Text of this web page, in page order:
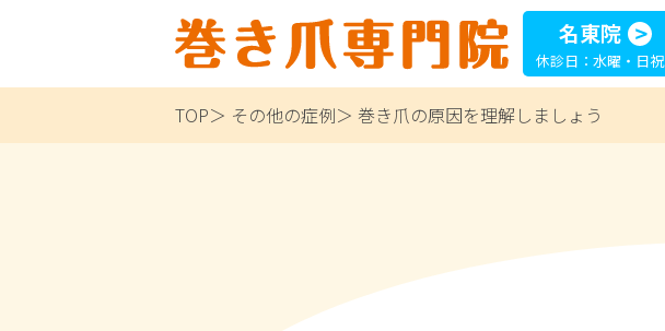
名東院
休診日：水曜・日祝
TOP その他の症例 巻き爪の原因を理解しましょう